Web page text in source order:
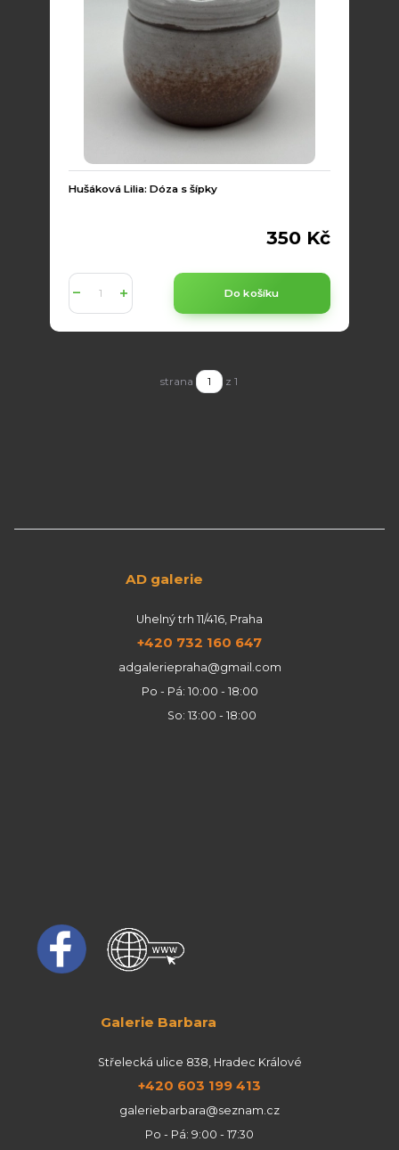
Hušáková Lilia: Dóza s šípky
350 Kč
Do košíku
strana z 1
AD galerie
Uhelný trh 11/416, Praha
+420 732 160 647
adgaleriepraha@gmail.com
Po - Pá: 10:00 - 18:00
So: 13:00 - 18:00
Galerie Barbara
Střelecká ulice 838, Hradec Králové
+420 603 199 413
galeriebarbara@seznam.cz
Po - Pá: 9:00 - 17:30